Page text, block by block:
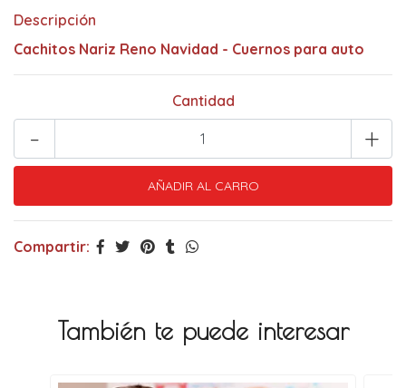
Descripción
Cachitos Nariz Reno Navidad - Cuernos para auto
Cantidad
+
-
Compartir:
También te puede interesar